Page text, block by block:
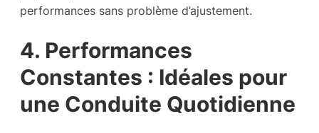
performances sans problème d’ajustement.
4. Performances
Constantes : Idéales pour
une Conduite Quotidienne